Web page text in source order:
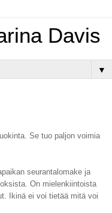
Davis
▼
Se tuo paljon voimia
seurantalomake ja
On mielenkiintoista
Ikinä ei voi tietää mitä voi